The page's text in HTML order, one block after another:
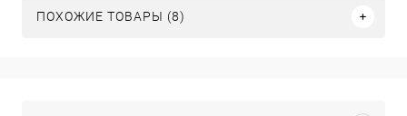
ПОХОЖИЕ ТОВАРЫ (8)